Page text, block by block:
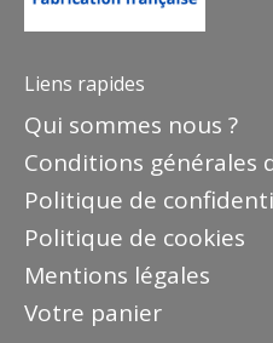
Liens rapides
Qui sommes nous ?
Conditions générales
Politique de
Politique de cookies
Mentions légales
Votre panier